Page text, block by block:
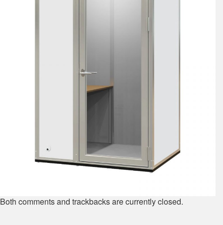
Both comments and trackbacks are currently closed.